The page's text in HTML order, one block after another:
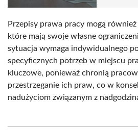
Przepisy prawa pracy mogą
które mają swoje własne
sytuacja wymaga indywidualnego
specyficznych potrzeb w miejscu
kluczowe, ponieważ chronią
przestrzeganie ich praw, co w
nadużyciom związanym z